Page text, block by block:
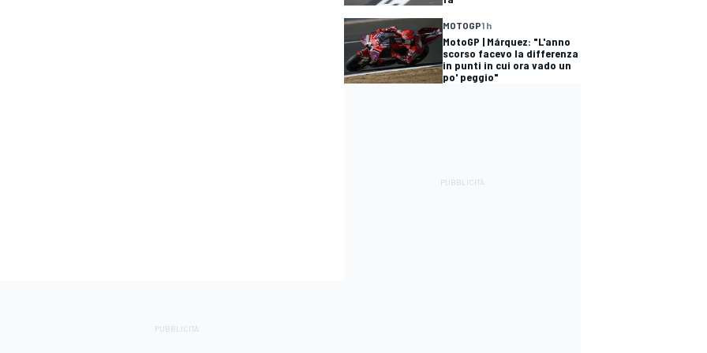
MOTOGP1 h
MotoGP | Márquez: "L'anno
scorso facevo la differenza
in punti in cui ora vado un
po' peggio"